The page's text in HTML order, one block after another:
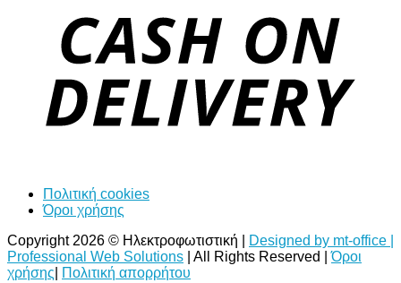
Πολιτική cookies
Όροι χρήσης
Copyright 2026 © Ηλεκτροφωτιστική |
Designed by mt-office |
Professional Web Solutions | All Rights Reserved |Όροι
χρήσης
Πολιτική απορρήτου